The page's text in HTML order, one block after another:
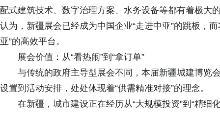
配式建筑技术、数字治理方案、水务设备等都有着极大
认为，新疆展会已经成为中国企业“走进中亚”的跳板，
亚”的高效平台。
展会价值：从“看热闹”到“拿订单”
与传统的政府主导型展会不同，本届新疆城建博览会
设置到活动安排，处处体现着“供需精准对接”的理念。
在新疆，城市建设正在经历从“大规模投资”到“精细